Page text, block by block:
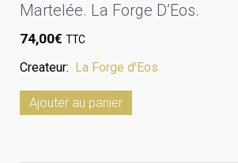
Martelée. La Forge D’Eos.
74,00€ TTC
Createur: La Forge d'Eos
Ajouter au panier